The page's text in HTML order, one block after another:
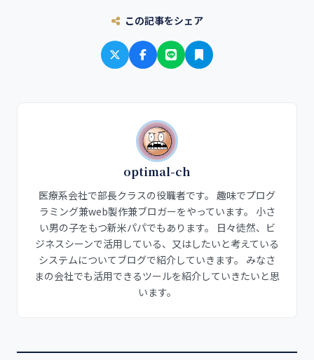
この記事をシェア
optimal-ch
医療系会社で部長クラスの役職者です。 趣味でプログ
ラミング兼web製作兼ブロガーをやっています。 小さ
い男の子をもつ新米パパでもあります。 日々徒然、ビ
ジネスシーンで活用している、又はしたいと考えている
システムについてブログで紹介していきます。 みなさ
まの会社でも活用できるツールを紹介していきたいと思
います。